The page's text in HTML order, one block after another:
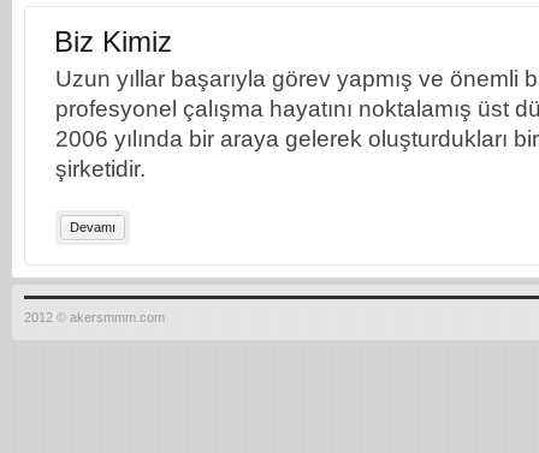
Biz Kimiz
Uzun yıllar başarıyla görev yapmış ve önemli
profesyonel çalışma hayatını noktalamış üst
2006 yılında bir araya gelerek oluşturdukları
şirketidir.
Devamı
2012 © akersmmm.com